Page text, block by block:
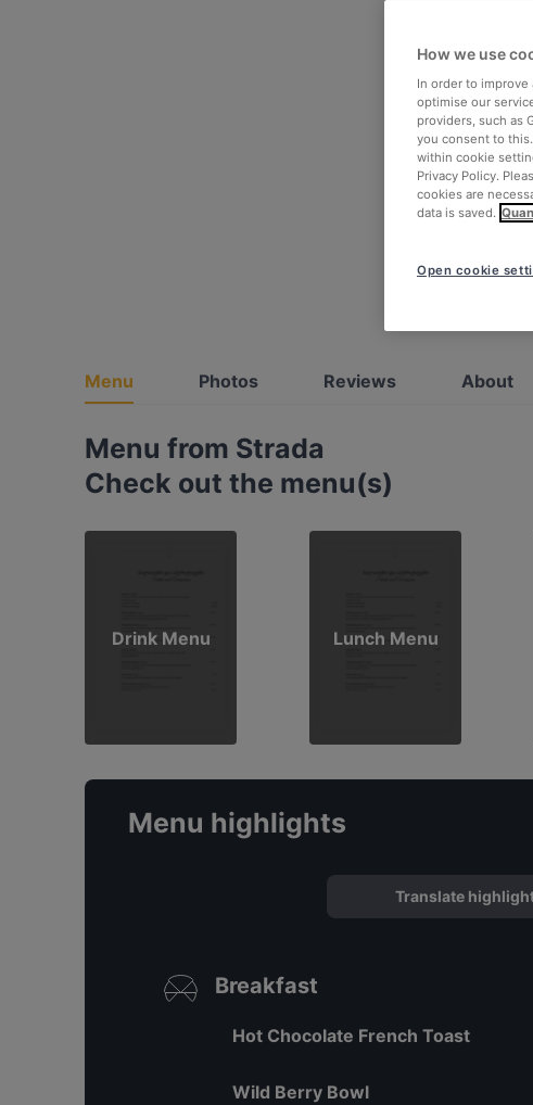
Menu Photos Reviews About
Menu from Strada
Check out the menu(s)
Drink Menu Lunch Menu
Menu highlights
Translate
Breakfast
Hot Chocolate French Toast
Wild Berry Bowl
How we use
In order to
optimise our
providers, such as
you consent to
within cookie
Privacy Policy.
cookies are
data is saved.
Open cookie